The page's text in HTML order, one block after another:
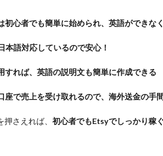
初心者でも簡単に始められ、英語ができな
本語対応しているので安心！
すれば、英語の説明文も簡単に作成できる
座で売上を受け取れるので、海外送金の手
さえれば、 初心者でもEtsyでしっかり稼